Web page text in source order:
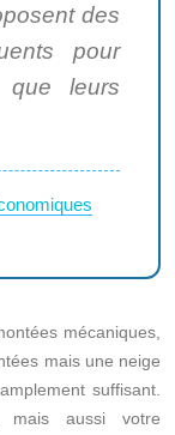
des
pour
que leurs
mécaniques,
mais une neige
suffisant.
mais aussi votre